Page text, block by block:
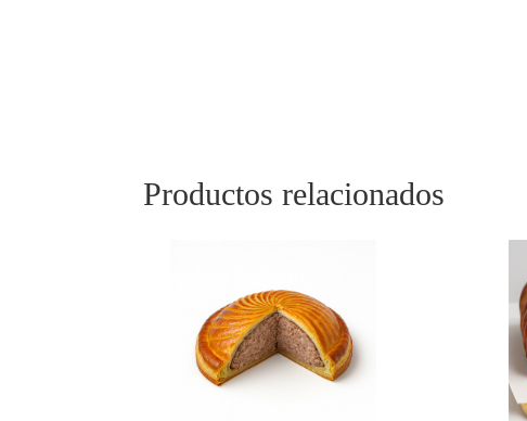
Productos relacionados